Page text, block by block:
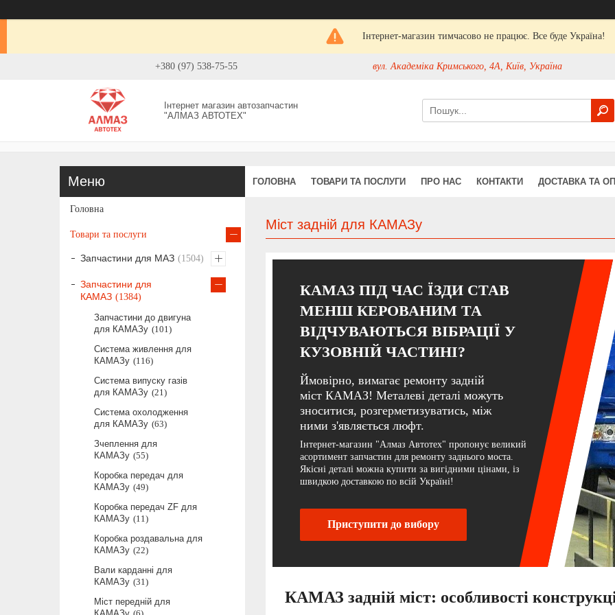
Інтернет-магазин тимчасово не працює. Все буде Україна!
+380 (97) 538-75-55 вул. Академіка Кримського, 4А, Київ, Україна
Інтернет магазин автозапчастин
"АЛМАЗ АВТОТЕХ"
ГОЛОВНА ТОВАРИ ТА ПОСЛУГИ ПРО НАС КОНТАКТИ ДОСТАВКА ТА
Міст задній для КАМАЗу
КАМАЗ ПІД ЧАС ЇЗДИ СТАВ
МЕНШ КЕРОВАНИМ ТА
ВІДЧУВАЮТЬСЯ ВІБРАЦІЇ У
КУЗОВНІЙ ЧАСТИНІ?
Ймовірно, вимагає ремонту задній
міст КАМАЗ! Металеві деталі можуть
зноситися, розгерметизуватись, між
ними з'являється люфт.
Інтернет-магазин "Алмаз Автотех" пропонує великий
асортимент запчастин для ремонту заднього моста.
Якісні деталі можна купити за вигідними цінами, із
швидкою доставкою по всій Україні!
Приступити до вибору
КАМАЗ задній міст: особливості
Головна
Товари та послуги
Запчастини для МАЗ 1504
Запчастини для
КАМАЗ
1384
Запчастини до двигуна
для КАМАЗу
101
Система живлення для
КАМАЗу
116
Система випуску газів
для КАМАЗу 21
Система охолодження
для КАМАЗу 63
Зчеплення для
КАМАЗу 55
Коробка передач для
КАМАЗу 49
Коробка передач ZF для
КАМАЗу
11
Коробка роздавальна для
КАМАЗу 22
Вали карданні для
КАМАЗу 31
Міст передній для